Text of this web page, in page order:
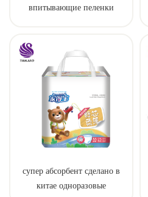
впитывающие пеленки
супер абсорбент сделано в
китае одноразовые